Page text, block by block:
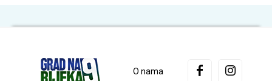
O nama